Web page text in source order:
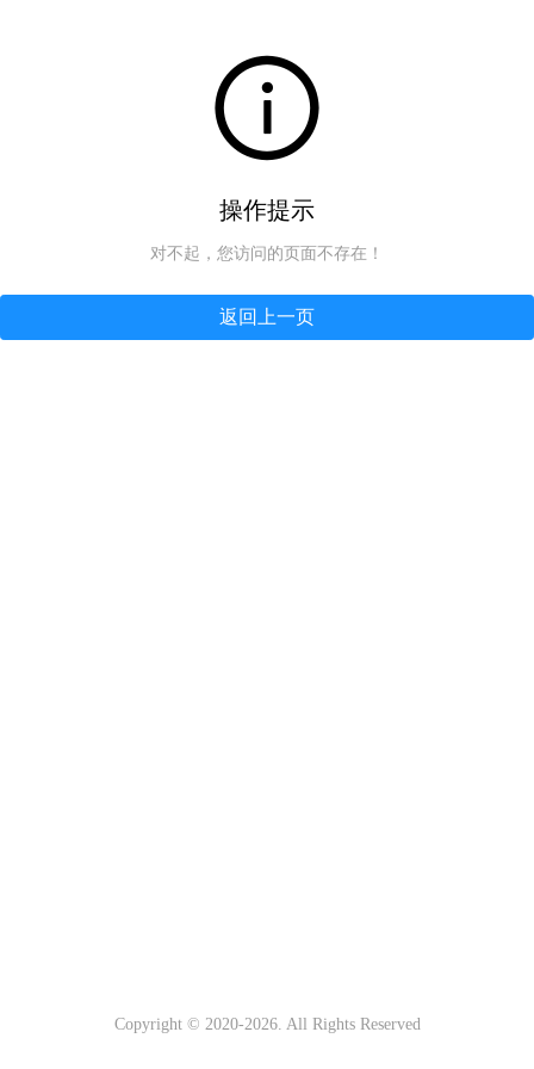
操作提示
对不起，您访问的页面不存在！
返回上一页
Copyright © 2020-2026. All Rights Reserved